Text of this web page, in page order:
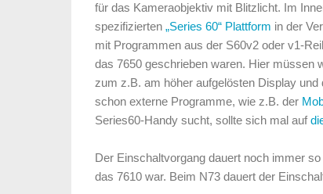
für das Kameraobjektiv mit Blitzlicht. Im
spezifizierten „Series 60“ Plattform in der
mit Programmen aus der S60v2 oder v1-
das 7650 geschrieben waren. Hier müssen
zum z.B. am höher aufgelösten Display
schon externe Programme, wie z.B. der
Series60-Handy sucht, sollte sich mal auf
Der Einschaltvorgang dauert noch immer
das 7610 war. Beim N73 dauert der